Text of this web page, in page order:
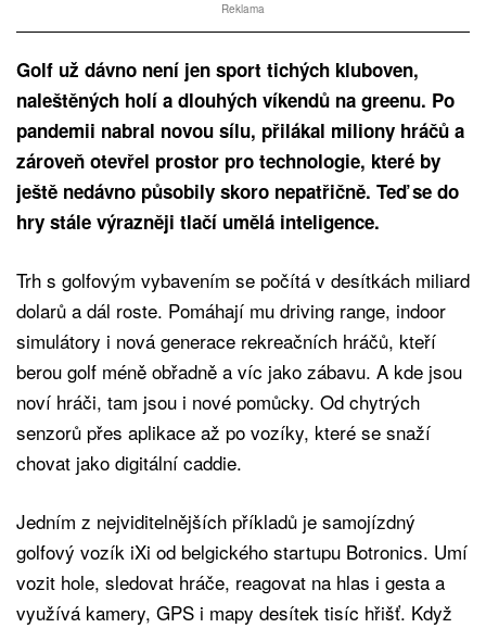
Reklama
Golf už dávno není jen sport tichých kluboven,
naleštěných holí a dlouhých víkendů na greenu. Po
pandemii nabral novou sílu, přilákal miliony hráčů a
zároveň otevřel prostor pro technologie, které by
ještě nedávno působily skoro nepatřičně. Teď se do
hry stále výrazněji tlačí umělá inteligence.
Trh s golfovým vybavením se počítá v desítkách miliard
dolarů a dál roste. Pomáhají mu driving range, indoor
simulátory i nová generace rekreačních hráčů, kteří
berou golf méně obřadně a víc jako zábavu. A kde jsou
noví hráči, tam jsou i nové pomůcky. Od chytrých
senzorů přes aplikace až po vozíky, které se snaží
chovat jako digitální caddie.
Jedním z nejviditelnějších příkladů je samojízdný
golfový vozík iXi od belgického startupu Botronics. Umí
vozit hole, sledovat hráče, reagovat na hlas i gesta a
využívá kamery, GPS i mapy desítek tisíc hřišť. Když